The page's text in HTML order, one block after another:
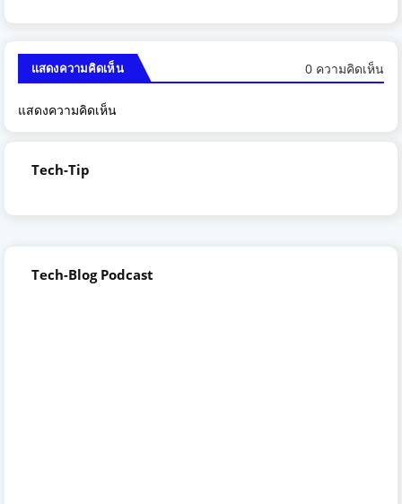
แสดงความคิดเห็น 0 ความคิดเห็น
แสดงความคิดเห็น
Tech-Tip
Tech-Blog Podcast